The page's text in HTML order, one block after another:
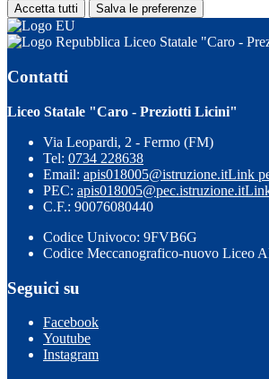
Accetta tutti Salva le preferenze
Liceo Statale "Caro -
Contatti
Liceo Statale "Caro - Preziotti Licini"
Via Leopardi, 2 - Fermo (FM)
Tel: 0734 228638
Email: apis018005@istruzione.itLink
PEC: apis018005@pec.istruzione.it
C.F.: 90076080440
Codice Univoco: 9FVB6G
Codice Meccanografico-nuovo Liceo
Seguici su
Facebook
Youtube
Instagram